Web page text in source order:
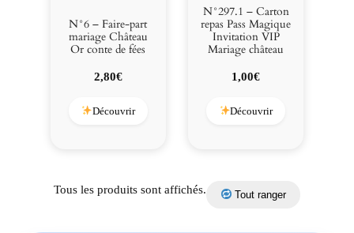
N°6 – Faire-part
mariage Château
Or conte de fées
2,80€
Découvrir
N°297.1 – Carton
repas Pass Magique
Invitation VIP
Mariage château
1,00€
Découvrir
Tous les produits sont affichés. Tout ranger